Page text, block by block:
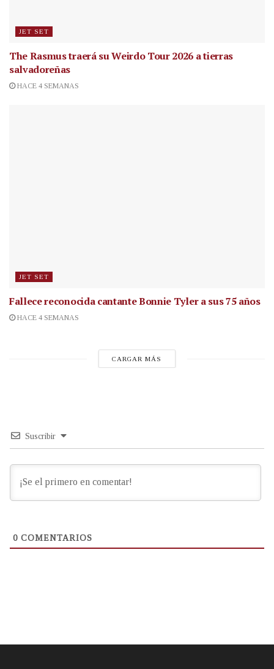
JET SET
The Rasmus traerá su Weirdo Tour 2026 a tierras
salvadoreñas
HACE 4 SEMANAS
JET SET
Fallece reconocida cantanteBonnie Tyler a sus 75 años
HACE 4 SEMANAS
CARGAR MÁS
Suscribir
0 COMENTARIOS